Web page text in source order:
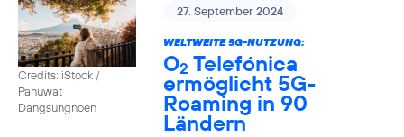
Credits: iStock /
Panuwat
Dangsungnoen
27. September 2024
WELTWEITE 5G-NUTZUNG:
O2 Telefónica
ermöglicht 5G-
Roaming in 90
Ländern